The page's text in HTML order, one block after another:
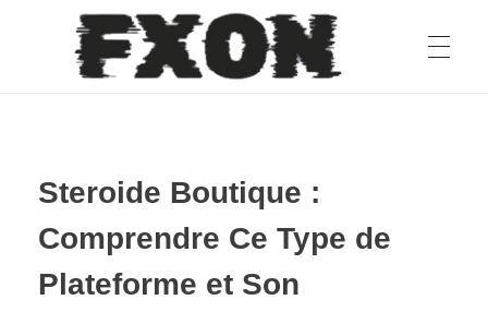
fxon
Steroide Boutique :
Comprendre Ce Type de
Plateforme et Son